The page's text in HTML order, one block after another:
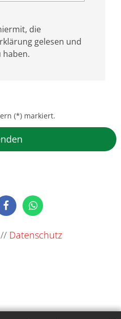
die
gelesen und
haben.
(*) markiert.
// Datenschutz